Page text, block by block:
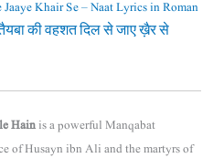
Khair Se – Naat Lyrics in Roman
की वहशत दिल से जाए ख़ैर से
Hainis a powerful Manqabat
ofHusayn ibn Aliand the martyrs of